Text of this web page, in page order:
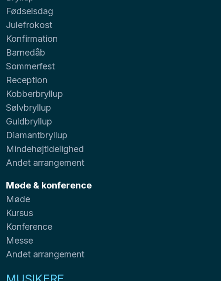
Fødselsdag
Julefrokost
Konfirmation
Barnedåb
Sommerfest
Reception
Kobberbryllup
Sølvbryllup
Guldbryllup
Diamantbryllup
Mindehøjtidelighed
Andet arrangement
Møde & konference
Møde
Kursus
Konference
Messe
Andet arrangement